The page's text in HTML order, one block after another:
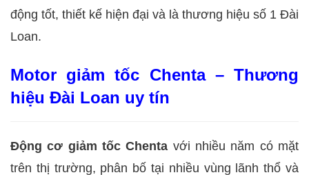
động tốt, thiết kế hiện đại và là thương hiệu số 1 Đài
Loan.
Motor giảm tốc Chenta – Thương
hiệu Đài Loan uy tín
Động cơ giảm tốc Chenta với nhiều năm có mặt
trên thị trường, phân bố tại nhiều vùng lãnh thổ và